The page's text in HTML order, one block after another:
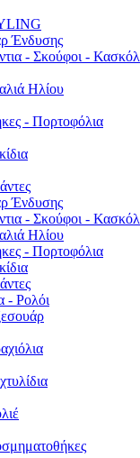
Ένδυσης
- Σκούφοι - Κασκόλ
Ηλίου
- Πορτοφόλια
Ένδυσης
- Σκούφοι - Κασκόλ
Ηλίου
- Πορτοφόλια
- Ρολόι